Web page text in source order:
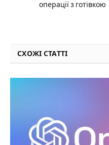
операції з готівкою
СХОЖІ СТАТТІ